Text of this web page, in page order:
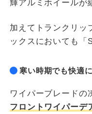
輝アルミホイールが
加えてトランクリッ
ックスにおいても「
寒い時期でも快適
ワイパーブレードの
フロントワイパーデ